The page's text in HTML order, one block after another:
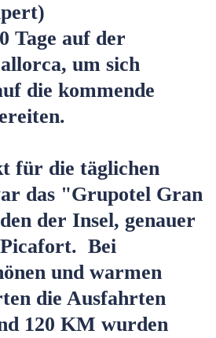
Tage auf der
um sich
die kommende
für die täglichen
das "Grupotel Gran
der Insel, genauer
Picafort. Bei
und warmen
die Ausfahrten
120 KM wurden